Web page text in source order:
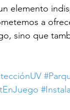
elemento
a
sino que